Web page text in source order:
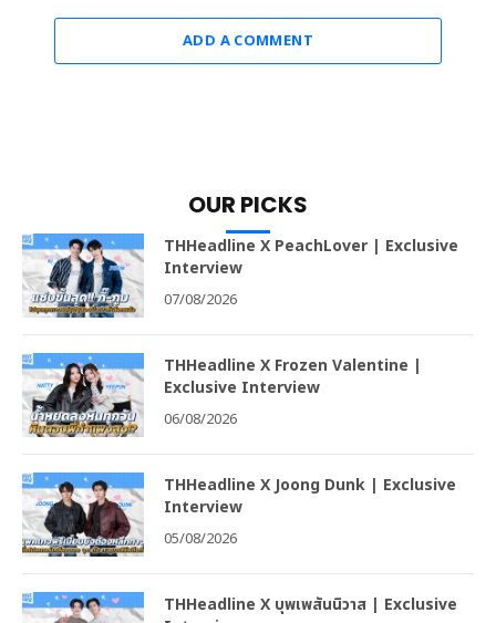
ADD A COMMENT
OUR PICKS
THHeadline X PeachLover | Exclusive
Interview
07/08/2026
THHeadline X Frozen Valentine |
Exclusive Interview
06/08/2026
THHeadline X Joong Dunk | Exclusive
Interview
05/08/2026
THHeadline X บุพเพสันนิวาส | Exclusive